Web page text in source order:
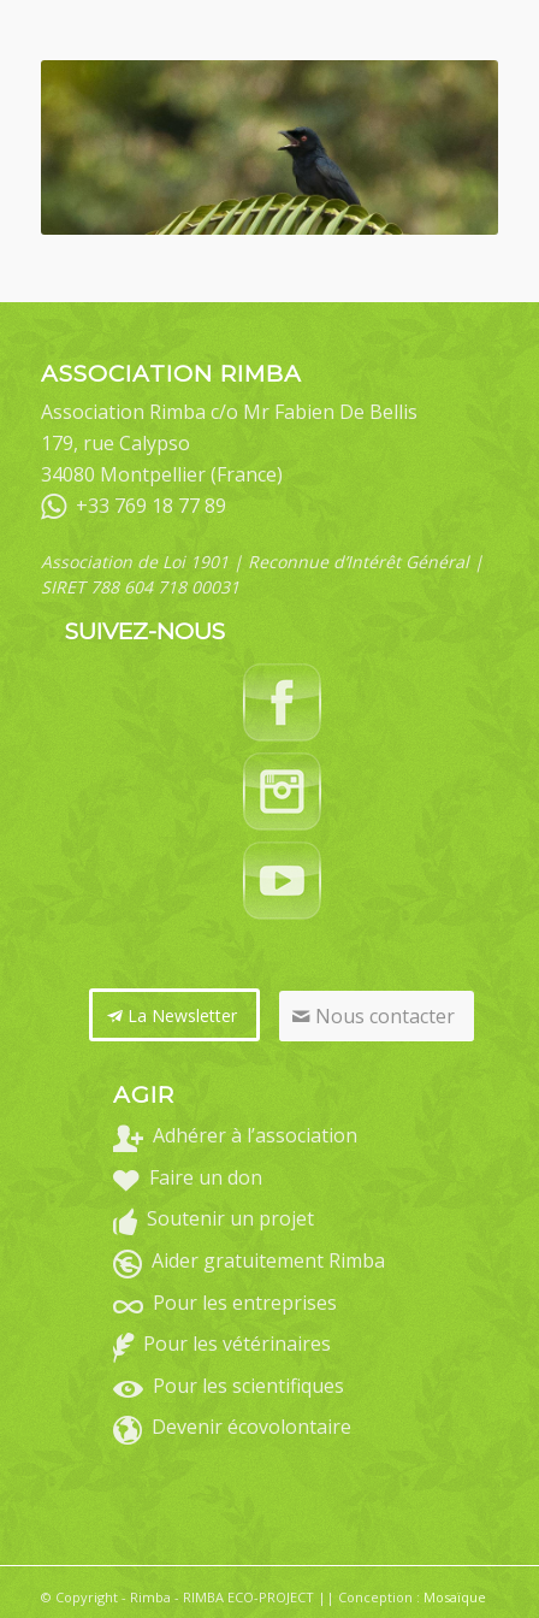
ASSOCIATION RIMBA
Association Rimba c/o Mr Fabien De Bellis
179, rue Calypso
34080 Montpellier (France)
+33 769 18 77 89
Association de Loi 1901 | Reconnue d’Intérêt Général |
SIRET 788 604 718 00031
SUIVEZ-NOUS
La Newsletter Nous contacter
AGIR
Adhérer à l’association
Faire un don
Soutenir un projet
Aider gratuitement Rimba
Pour les entreprises
Pour les vétérinaires
Pour les scientifiques
Devenir écovolontaire
© Copyright - Rimba - RIMBA ECO-PROJECT || Conception : Mosaïque